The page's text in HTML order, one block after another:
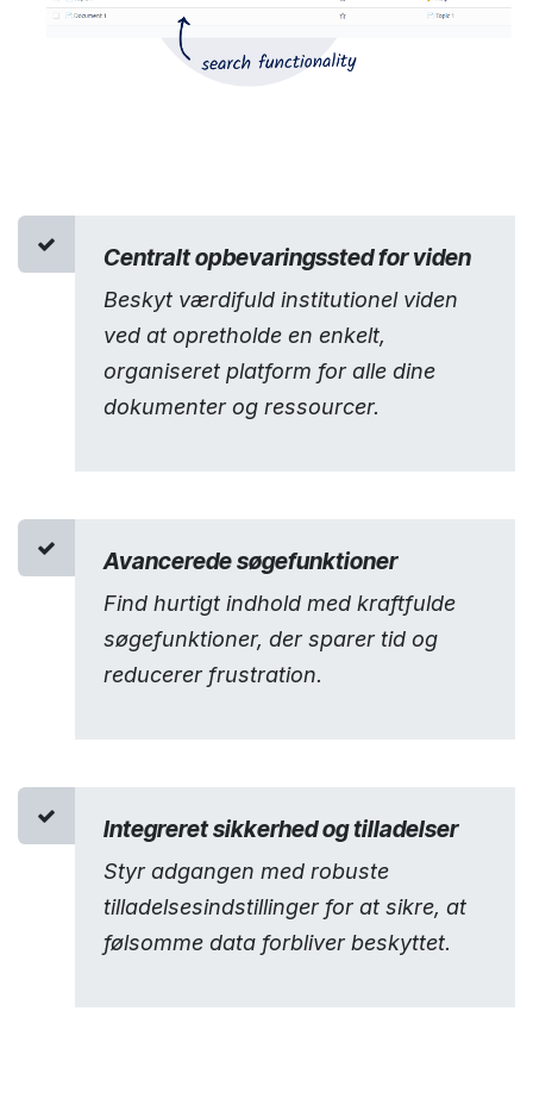
Centralt opbevaringssted for viden
Beskyt værdifuld institutionel viden
ved at opretholde en enkelt,
organiseret platform for alle dine
dokumenter og ressourcer.
Avancerede søgefunktioner
Find hurtigt indhold med kraftfulde
søgefunktioner, der sparer tid og
reducerer frustration.
Integreret sikkerhed og tilladelser
Styr adgangen med robuste
tilladelsesindstillinger for at sikre, at
følsomme data forbliver beskyttet.